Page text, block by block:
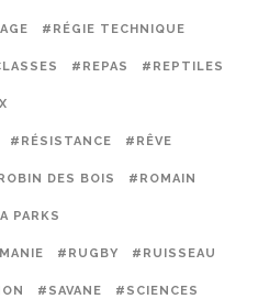
#RÉGIE TECHNIQUE
#REPAS #REPTILES
#RÉSISTANCE #RÊVE
DES BOIS #ROMAIN
PARKS
#RUGBY #RUISSEAU
#SAVANE #SCIENCES